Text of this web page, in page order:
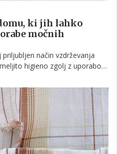
ki jih lahko
močnih
način vzdrževanja
higieno zgolj z uporabo
čistilih, ki obremenjujejo